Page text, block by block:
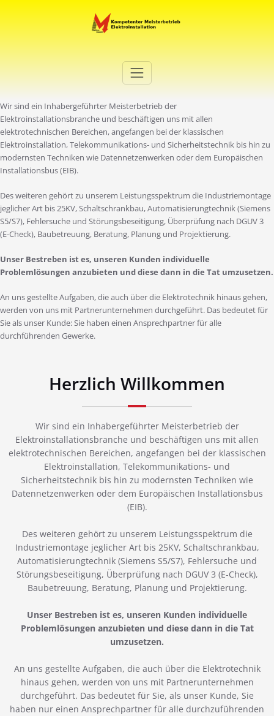
Elektro Martini
Wir sind ein Inhabergeführter Meisterbetrieb der
Elektroinstallationsbranche und beschäftigen uns mit allen
elektrotechnischen Bereichen, angefangen bei der klassischen
Elektroinstallation, Telekommunikations- und Sicherheitstechnik bis hin zu
modernsten Techniken wie Datennetzenwerken oder dem Europäischen
Installationsbus (EIB).
Des weiteren gehört zu unserem Leistungsspektrum die Industriemontage
jeglicher Art bis 25KV, Schaltschrankbau, Automatisierungtechnik (Siemens
S5/S7), Fehlersuche und Störungsbeseitigung, Überprüfung nach DGUV 3
(E-Check), Baubetreuung, Beratung, Planung und Projektierung.
Unser Bestreben ist es, unseren Kunden individuelle
Problemlösungen anzubieten und diese dann in die Tat umzusetzen.
An uns gestellte Aufgaben, die auch über die Elektrotechnik hinaus gehen,
werden von uns mit Partnerunternehmen durchgeführt. Das bedeutet für
Sie als unser Kunde: Sie haben einen Ansprechpartner für alle
durchführenden Gewerke.
Herzlich Willkommen
Wir sind ein Inhabergeführter Meisterbetrieb der
Elektroinstallationsbranche und beschäftigen uns mit allen
elektrotechnischen Bereichen, angefangen bei der klassischen
Elektroinstallation, Telekommunikations- und
Sicherheitstechnik bis hin zu modernsten Techniken wie
Datennetzenwerken oder dem Europäischen Installationsbus
(EIB).
Des weiteren gehört zu unserem Leistungsspektrum die
Industriemontage jeglicher Art bis 25KV, Schaltschrankbau,
Automatisierungtechnik (Siemens S5/S7), Fehlersuche und
Störungsbeseitigung, Überprüfung nach DGUV 3 (E-Check),
Baubetreuung, Beratung, Planung und Projektierung.
Unser Bestreben ist es, unseren Kunden individuelle
Problemlösungen anzubieten und diese dann in die Tat
umzusetzen.
An uns gestellte Aufgaben, die auch über die Elektrotechnik
hinaus gehen, werden von uns mit Partnerunternehmen
durchgeführt. Das bedeutet für Sie, als unser Kunde, Sie
haben nur einen Ansprechpartner für alle durchzuführenden